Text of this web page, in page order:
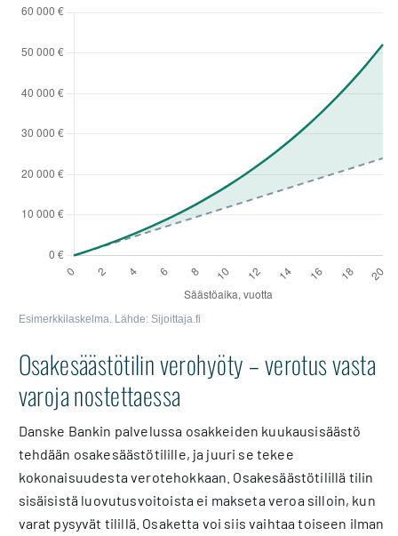
Esimerkkilaskelma. Lähde: Sijoittaja.fi
Osakesäästötilin verohyöty – verotus vasta
varoja nostettaessa
Danske Bankin palvelussa osakkeiden kuukausisäästö
tehdään osakesäästötilille, ja juuri se tekee
kokonaisuudesta verotehokkaan. Osakesäästötilillä tilin
sisäisistä luovutusvoitoista ei makseta veroa silloin, kun
varat pysyvät tilillä. Osaketta voi siis vaihtaa toiseen ilman